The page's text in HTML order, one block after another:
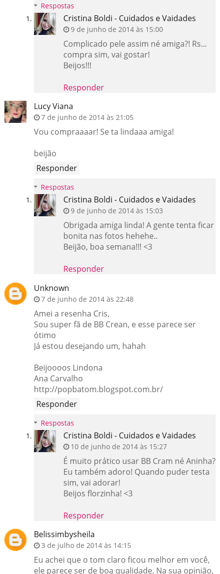
Respostas
Cristina Boldi - Cuidados e Vaidades
9 de junho de 2014 às 15:00
Complicado pele assim né amiga?! Rs...
compra sim, vai gostar!
Beijos!!!
Responder
Lucy Viana
7 de junho de 2014 às 21:05
Vou compraaaar! Se ta lindaaa amiga!
beijão
Responder
Respostas
Cristina Boldi - Cuidados e Vaidades
9 de junho de 2014 às 15:03
Obrigada amiga linda! A gente tenta ficar
bonita nas fotos hehehe..
Beijão, boa semana!!! <3
Responder
Unknown
7 de junho de 2014 às 22:48
Amei a resenha Cris,
Sou super fã de BB Crean, e esse parece ser
ótimo
Já estou desejando um, hahah
Beijoooos Lindona
Ana Carvalho
http://popbatom.blogspot.com.br/
Responder
Respostas
Cristina Boldi - Cuidados e Vaidades
10 de junho de 2014 às 15:27
É muito prático usar BB Cram né Aninha?
Eu também adoro! Quando puder testa
sim, vai adorar!
Beijos florzinha! <3
Responder
Belissimbysheila
3 de julho de 2014 às 14:15
Eu achei que o tom claro ficou melhor em você,
ele parece ser de boa qualidade. Na sua opinião,